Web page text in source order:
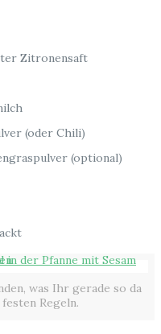
Zitronensaft
(oder Chili)
(optional)
was Ihr gerade so da
Regeln.